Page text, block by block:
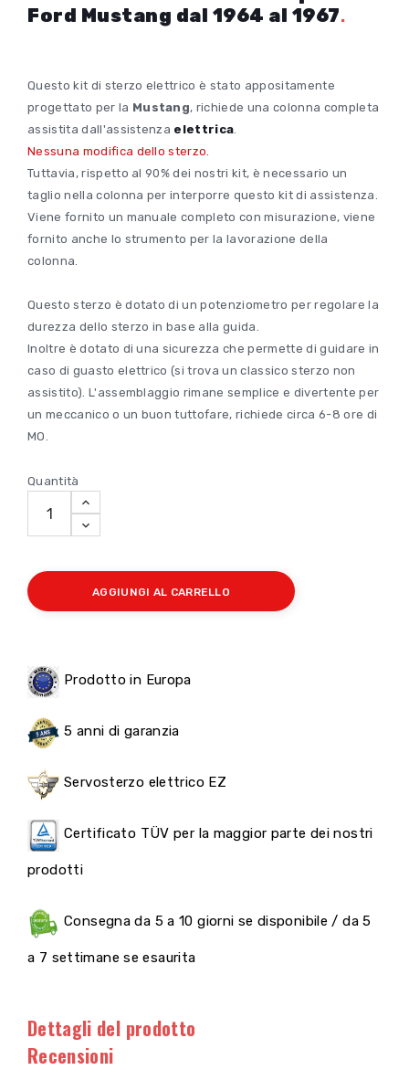
Ford Mustang dal 1964 al 1967.
Questo kit di sterzo elettrico è stato appositamente
progettato per la Mustang, richiede una colonna completa
assistita dall'assistenza elettrica.
Nessuna modifica dello sterzo.
Tuttavia, rispetto al 90% dei nostri kit, è necessario un
taglio nella colonna per interporre questo kit di assistenza.
Viene fornito un manuale completo con misurazione, viene
fornito anche lo strumento per la lavorazione della
colonna.
Questo sterzo è dotato di un potenziometro per regolare la
durezza dello sterzo in base alla guida.
Inoltre è dotato di una sicurezza che permette di guidare in
caso di guasto elettrico (si trova un classico sterzo non
assistito). L'assemblaggio rimane semplice e divertente per
un meccanico o un buon tuttofare, richiede circa 6-8 ore di
MO.
Quantità
AGGIUNGI AL CARRELLO
Prodotto in Europa
5 anni di garanzia
Servosterzo elettrico EZ
Certificato TÜV per la maggior parte dei nostri
prodotti
Consegna da 5 a 10 giorni se disponibile / da 5
a 7 settimane se esaurita
Dettagli del prodotto
Recensioni